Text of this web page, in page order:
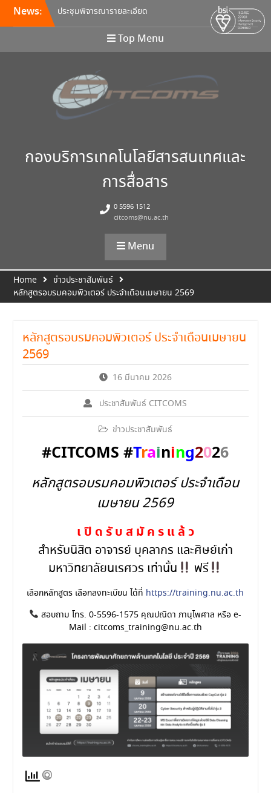
News:
ประชุมพิจารณารายละเอียด
คุณลักษณะ และกำหนดราคา
กลางครุภัณฑ์คอมพิวเตอร์ ครั้ง
ที่ 5/2569
Integration / Continuous
Deployment (CI/CD)
ขอเชิญเข้าร่วมการอบรมสัมมนา
“พัฒนาทักษะการเรียนการสอน
Top Menu
กองบริการเทคโนโลยีสารสนเทศและ
การสื่อสาร
0 5596 1512
citcoms@nu.ac.th
Menu
Home
ข่าวประชาสัมพันธ์
หลักสูตรอบรมคอมพิวเตอร์ ประจำเดือนเมษายน 2569
หลักสูตรอบรมคอมพิวเตอร์ ประจำเดือนเมษายน
2569
16 มีนาคม 2026
ประชาสัมพันธ์ CITCOMS
ข่าวประชาสัมพันธ์
#CITCOMS #Training2026
หลักสูตรอบรมคอมพิวเตอร์ ประจำเดือน
เมษายน 2569
เ ปิ ด รั บ ส มั ค ร แ ล้ ว
สำหรับนิสิต อาจารย์ บุคลากร และศิษย์เก่า
มหาวิทยาลัยนเรศวร เท่านั้น
ฟรี
เลือกหลักสูตร เลือกลงทะเบียน ได้ที่ https://training.nu.ac.th
สอบถาม โทร. 0-5596-1575 คุณปณิดา ภานุไพศาล หรือ e-
Mail : citcoms_training@nu.ac.th